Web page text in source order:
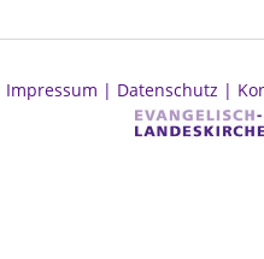
Impressum | Datenschutz |